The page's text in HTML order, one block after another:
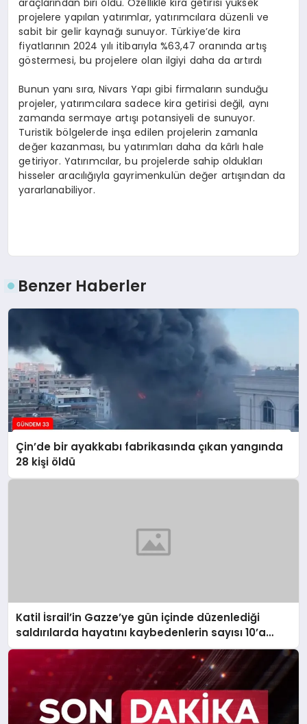
projelere yapılan yatırımlar, yatırımcılara düzenli ve
sabit bir gelir kaynağı sunuyor. Türkiye’de kira
fiyatlarının 2024 yılı itibarıyla %63,47 oranında artış
göstermesi, bu projelere olan ilgiyi daha da artırdı
Bunun yanı sıra, Nivars Yapı gibi firmaların sunduğu
projeler, yatırımcılara sadece kira getirisi değil, aynı
zamanda sermaye artışı potansiyeli de sunuyor.
Turistik bölgelerde inşa edilen projelerin zamanla
değer kazanması, bu yatırımları daha da kârlı hale
getiriyor. Yatırımcılar, bu projelerde sahip oldukları
hisseler aracılığıyla gayrimenkulün değer artışından da
yararlanabiliyor.
Benzer Haberler
Çin’de bir ayakkabı fabrikasında çıkan yangında
28 kişi öldü
Katil İsrail’in Gazze’ye gün içinde düzenlediği
saldırılarda hayatını kaybedenlerin sayısı 10’a
yükseldi